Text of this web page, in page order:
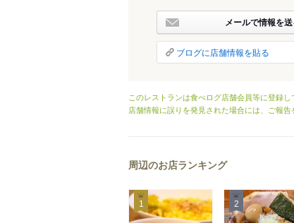
メールで情報を
ブログに店舗情報を貼る
このレストランは食べログ店舗会員等に登録
店舗情報に誤りを発見された場合には、ご報告
周辺のお店ランキング
1 2